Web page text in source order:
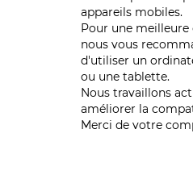
appareils mobiles.
Pour une meilleure
nous vous
d'utiliser un
ou une tablette.
Nous travaillons
améliorer la
Merci de votre